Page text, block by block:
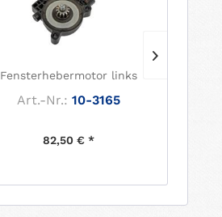
Fensterhebermotor links
Art.-Nr.: 10-3165
82,50 € *